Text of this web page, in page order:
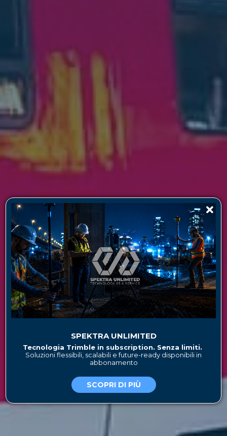
SPEKTRA UNLIMITED
Tecnologia Trimble in subscription. Senza limiti.
Soluzioni flessibili, scalabili e future-ready disponibili in
abbonamento
SCOPRI DI PIÙ
UNA PIÙ EFFICACE GESTIONE DEL
CICLO DI VITA DELLA STRUTTURA
FERROVIARIA
Piena operatività per la costruzione,
la manutenzione, il rinnovamento e il